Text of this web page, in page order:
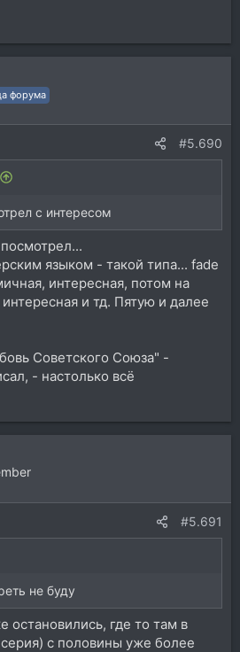
форума
#5.690
с интересом
языком - такой типа... fade
интересная, потом на
и тд. Пятую и далее
Советского Союза" -
- настолько всё
#5.691
не буду
остановились, где то там в
с половины уже более